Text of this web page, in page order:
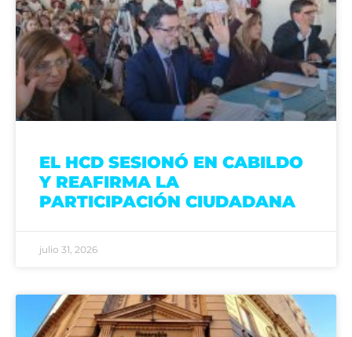
EL HCD SESIONÓ EN CABILDO
Y REAFIRMA LA
PARTICIPACIÓN CIUDADANA
julio 31, 2026